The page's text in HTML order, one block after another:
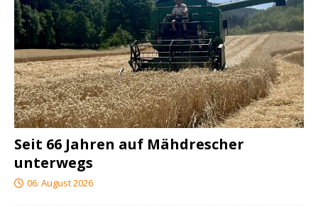
Seit 66 Jahren auf Mähdrescher
unterwegs
06. August 2026